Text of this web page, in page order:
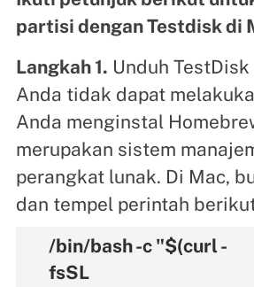
partisi dengan Testdisk di
Langkah 1. Unduh
Anda tidak dapat
Anda menginstal
merupakan sistem
perangkat lunak. Di Mac,
dan tempel perintah
/bin/bash -c "$(curl -
fsSL